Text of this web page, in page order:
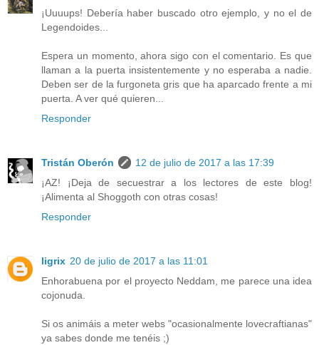
¡Uuuups! Debería haber buscado otro ejemplo, y no el de
Legendoides...
Espera un momento, ahora sigo con el comentario. Es que
llaman a la puerta insistentemente y no esperaba a nadie.
Deben ser de la furgoneta gris que ha aparcado frente a mi
puerta. A ver qué quieren...
Responder
Tristán Oberón
12 de julio de 2017 a las 17:39
¡AZ! ¡Deja de secuestrar a los lectores de este blog!
¡Alimenta al Shoggoth con otras cosas!
Responder
ligrix 20 de julio de 2017 a las 11:01
Enhorabuena por el proyecto Neddam, me parece una idea
cojonuda.
Si os animáis a meter webs "ocasionalmente lovecraftianas"
ya sabes donde me tenéis ;)